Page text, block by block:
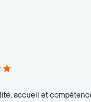
accueil et